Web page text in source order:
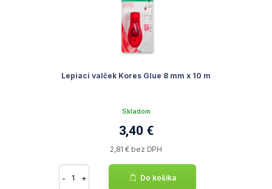
Lepiaci valček Kores Glue 8 mm x 10 m
Skladom
3,40 €
2,81 € bez DPH
- + Do košíka